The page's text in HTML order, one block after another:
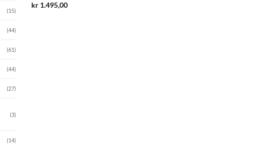
(15)
(44)
(61)
(44)
(27)
(3)
(14)
kr1.495,00